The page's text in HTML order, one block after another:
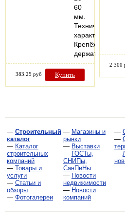
60
мм.
Технические
характеристики
Крепёж-
держатель…
383.25 руб Купить
2 300
— Строительный
каталог
— Каталог
строительных
компаний
— Товары и
услуги
— Статьи и
обзоры
— Фотогалереи
— Магазины и
рынки
— Выставки
— ГОСТы,
СНИПы,
СанПиНы
— Новости
недвижимости
— Новости
компаний
—
—
—